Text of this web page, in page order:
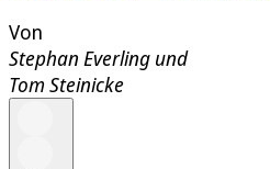
Von
Stephan Everling und
Tom Steinicke